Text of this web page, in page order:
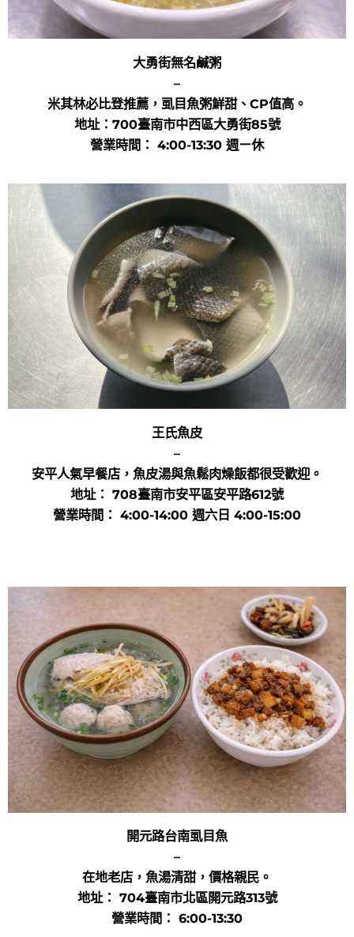
大勇街無名鹹粥
–
米其林必比登推薦，虱目魚粥鮮甜、CP值高。
地址：700臺南市中西區大勇街85號
營業時間： 4:00-13:30 週ㄧ休
王氏魚皮
–
安平人氣早餐店，魚皮湯與魚鬆肉燥飯都很受歡迎。
地址： 708臺南市安平區安平路612號
營業時間： 4:00-14:00 週六日 4:00-15:00
開元路台南虱目魚
–
在地老店，魚湯清甜，價格親民。
地址： 704臺南市北區開元路313號
營業時間： 6:00-13:30